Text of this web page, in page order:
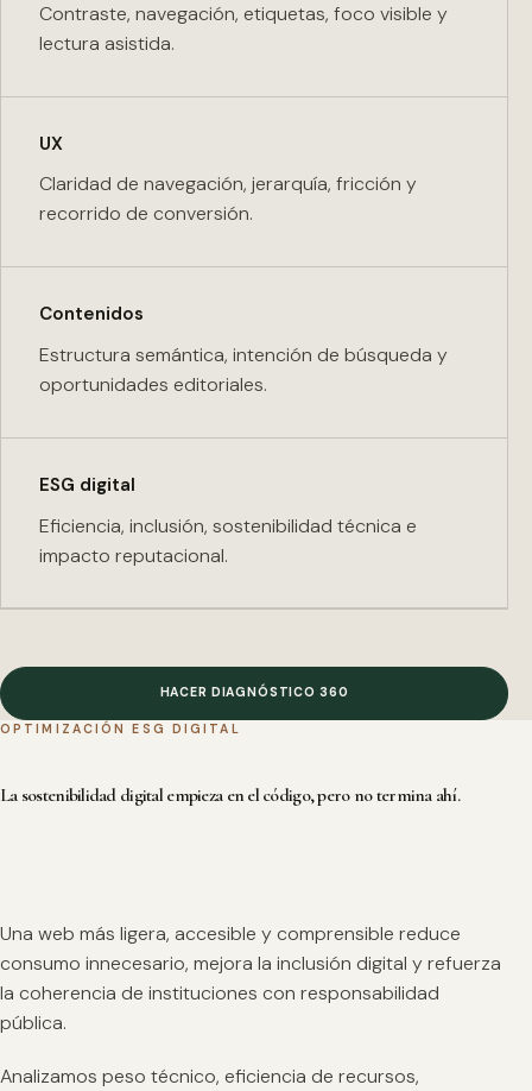
Contraste, navegación, etiquetas, foco visible y
lectura asistida.
UX
Claridad de navegación, jerarquía, fricción y
recorrido de conversión.
Contenidos
Estructura semántica, intención de búsqueda y
oportunidades editoriales.
ESG digital
Eficiencia, inclusión, sostenibilidad técnica e
impacto reputacional.
HACER DIAGNÓSTICO 360
OPTIMIZACIÓN ESG DIGITAL
La sostenibilidad digital empieza en el código, pero no termina ahí.
Una web más ligera, accesible y comprensible reduce
consumo innecesario, mejora la inclusión digital y refuerza
la coherencia de instituciones con responsabilidad
pública.
Analizamos peso técnico, eficiencia de recursos,